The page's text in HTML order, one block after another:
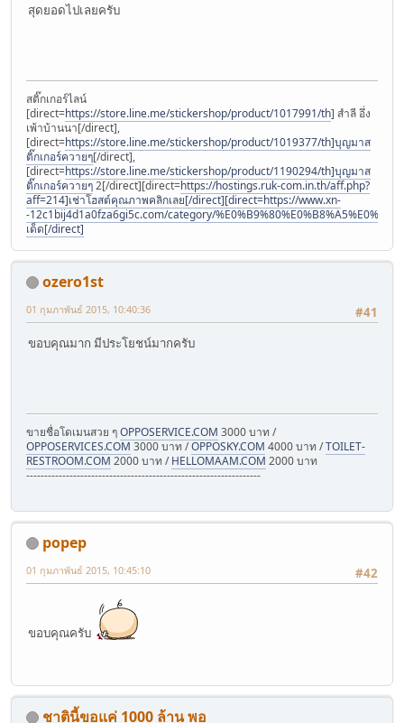
สุดยอดไปเลยครับ
สติ๊กเกอร์ไลน์
[direct=https://store.line.me/stickershop/product/1017991/th] สำลี อึ่ง
เพ้าบ้านนา[/direct],
[direct=https://store.line.me/stickershop/product/1019377/th]บุญมาส
ติ๊กเกอร์ควายๆ[/direct],
[direct=https://store.line.me/stickershop/product/1190294/th]บุญมาส
ติ๊กเกอร์ควายๆ2[/direct][direct=https://hostings.ruk-com.in.th/aff.php?
aff=214]เช่าโฮสต์คุณภาพคลิกเลย[/direct][direct=https://www.xn-
-12c1bij4d1a0fza6gi5c.com/category/
เด็ด[/direct]
ozero1st
#41
01 กุมภาพันธ์ 2015, 10:40:36
ขอบคุณมาก มีประโยชน์มากครับ
ขายชื่อโดเมนสวย ๆOPPOSERVICE.COM 3000 บาท /
OPPOSERVICES.COM 3000 บาท /OPPOSKY.COM 4000 บาท /TOILET-
RESTROOM.COM 2000 บาท /HELLOMAAM.COM 2000 บาท
-----------------------------------------------------------------
popep
#42
01 กุมภาพันธ์ 2015, 10:45:10
ขอบคุณครับ
ชาตินี้ขอแค่ 1000 ล้าน พอ